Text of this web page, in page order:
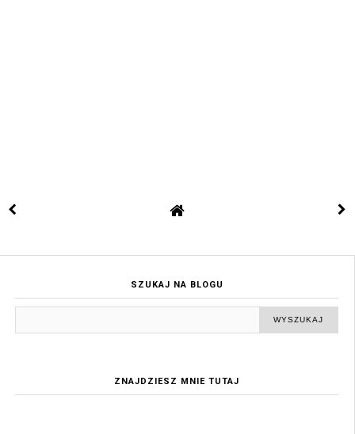
SZUKAJ NA BLOGU
ZNAJDZIESZ MNIE TUTAJ